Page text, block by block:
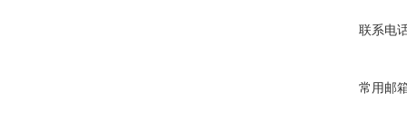
联系电
常用邮